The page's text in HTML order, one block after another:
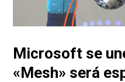
Microsoft se
«Mesh» será